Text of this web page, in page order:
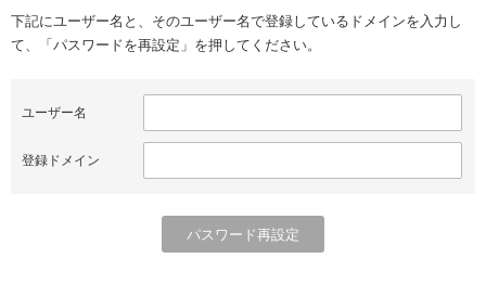
下記にユーザー名と、そのユーザー名で登録しているドメインを入力し
て、「パスワードを再設定」を押してください。
ユーザー名
登録ドメイン